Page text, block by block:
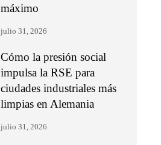
máximo
julio 31, 2026
Cómo la presión social
impulsa la RSE para
ciudades industriales más
limpias en Alemania
julio 31, 2026